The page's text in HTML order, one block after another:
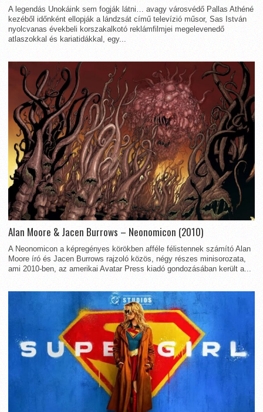
A legendás Unokáink sem fogják látni… avagy városvédő Pallas Athéné
kezéből időnként ellopják a lándzsát című televízió műsor, Sas István
nyolcvanas évekbeli korszakalkotó reklámfilmjei megelevenedő
atlaszokkal és kariatidákkal, egy...
Alan Moore & Jacen Burrows – Neonomicon (2010)
A Neonomicon a képregényes körökben afféle félistennek számító Alan
Moore író és Jacen Burrows rajzoló közös, négy részes minisorozata,
ami 2010-ben, az amerikai Avatar Press kiadó gondozásában került a...